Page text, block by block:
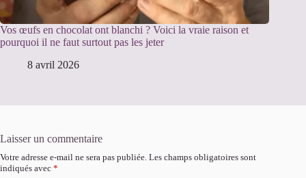
Vos œufs en chocolat ont blanchi ? Voici la vraie raison et
pourquoi il ne faut surtout pas les jeter
8 avril 2026
Laisser un commentaire
Votre adresse e-mail ne sera pas publiée. Les champs obligatoires sont
indiqués avec *